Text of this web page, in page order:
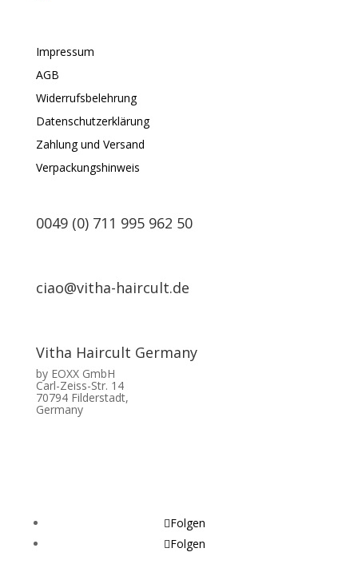
Impressum
AGB
Widerrufsbelehrung
Datenschutzerklärung
Zahlung und Versand
Verpackungshinweis
0049 (0) 711 995 962 50
ciao@vitha-haircult.de
Vitha Haircult Germany
by EOXX GmbH
Carl-Zeiss-Str. 14
70794 Filderstadt,
Germany
Folgen
Folgen